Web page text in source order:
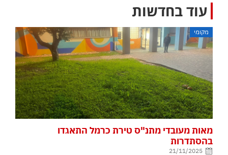
עוד בחדשות
מקומי
מאות מעובדי מתנ"ס טירת כרמל התאגדו
בהסתדרות
21/11/2025